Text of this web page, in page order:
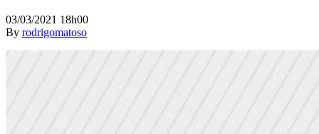
03/03/2021 18h00
By rodrigomatoso